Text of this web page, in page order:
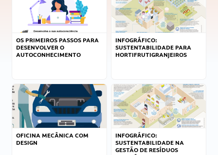
OS PRIMEIROS PASSOS PARA
DESENVOLVER O
AUTOCONHECIMENTO
INFOGRÁFICO:
SUSTENTABILIDADE PARA
HORTIFRUTIGRANJEIROS
OFICINA MECÂNICA COM
DESIGN
INFOGRÁFICO:
SUSTENTABILIDADE NA
GESTÃO DE RESÍDUOS